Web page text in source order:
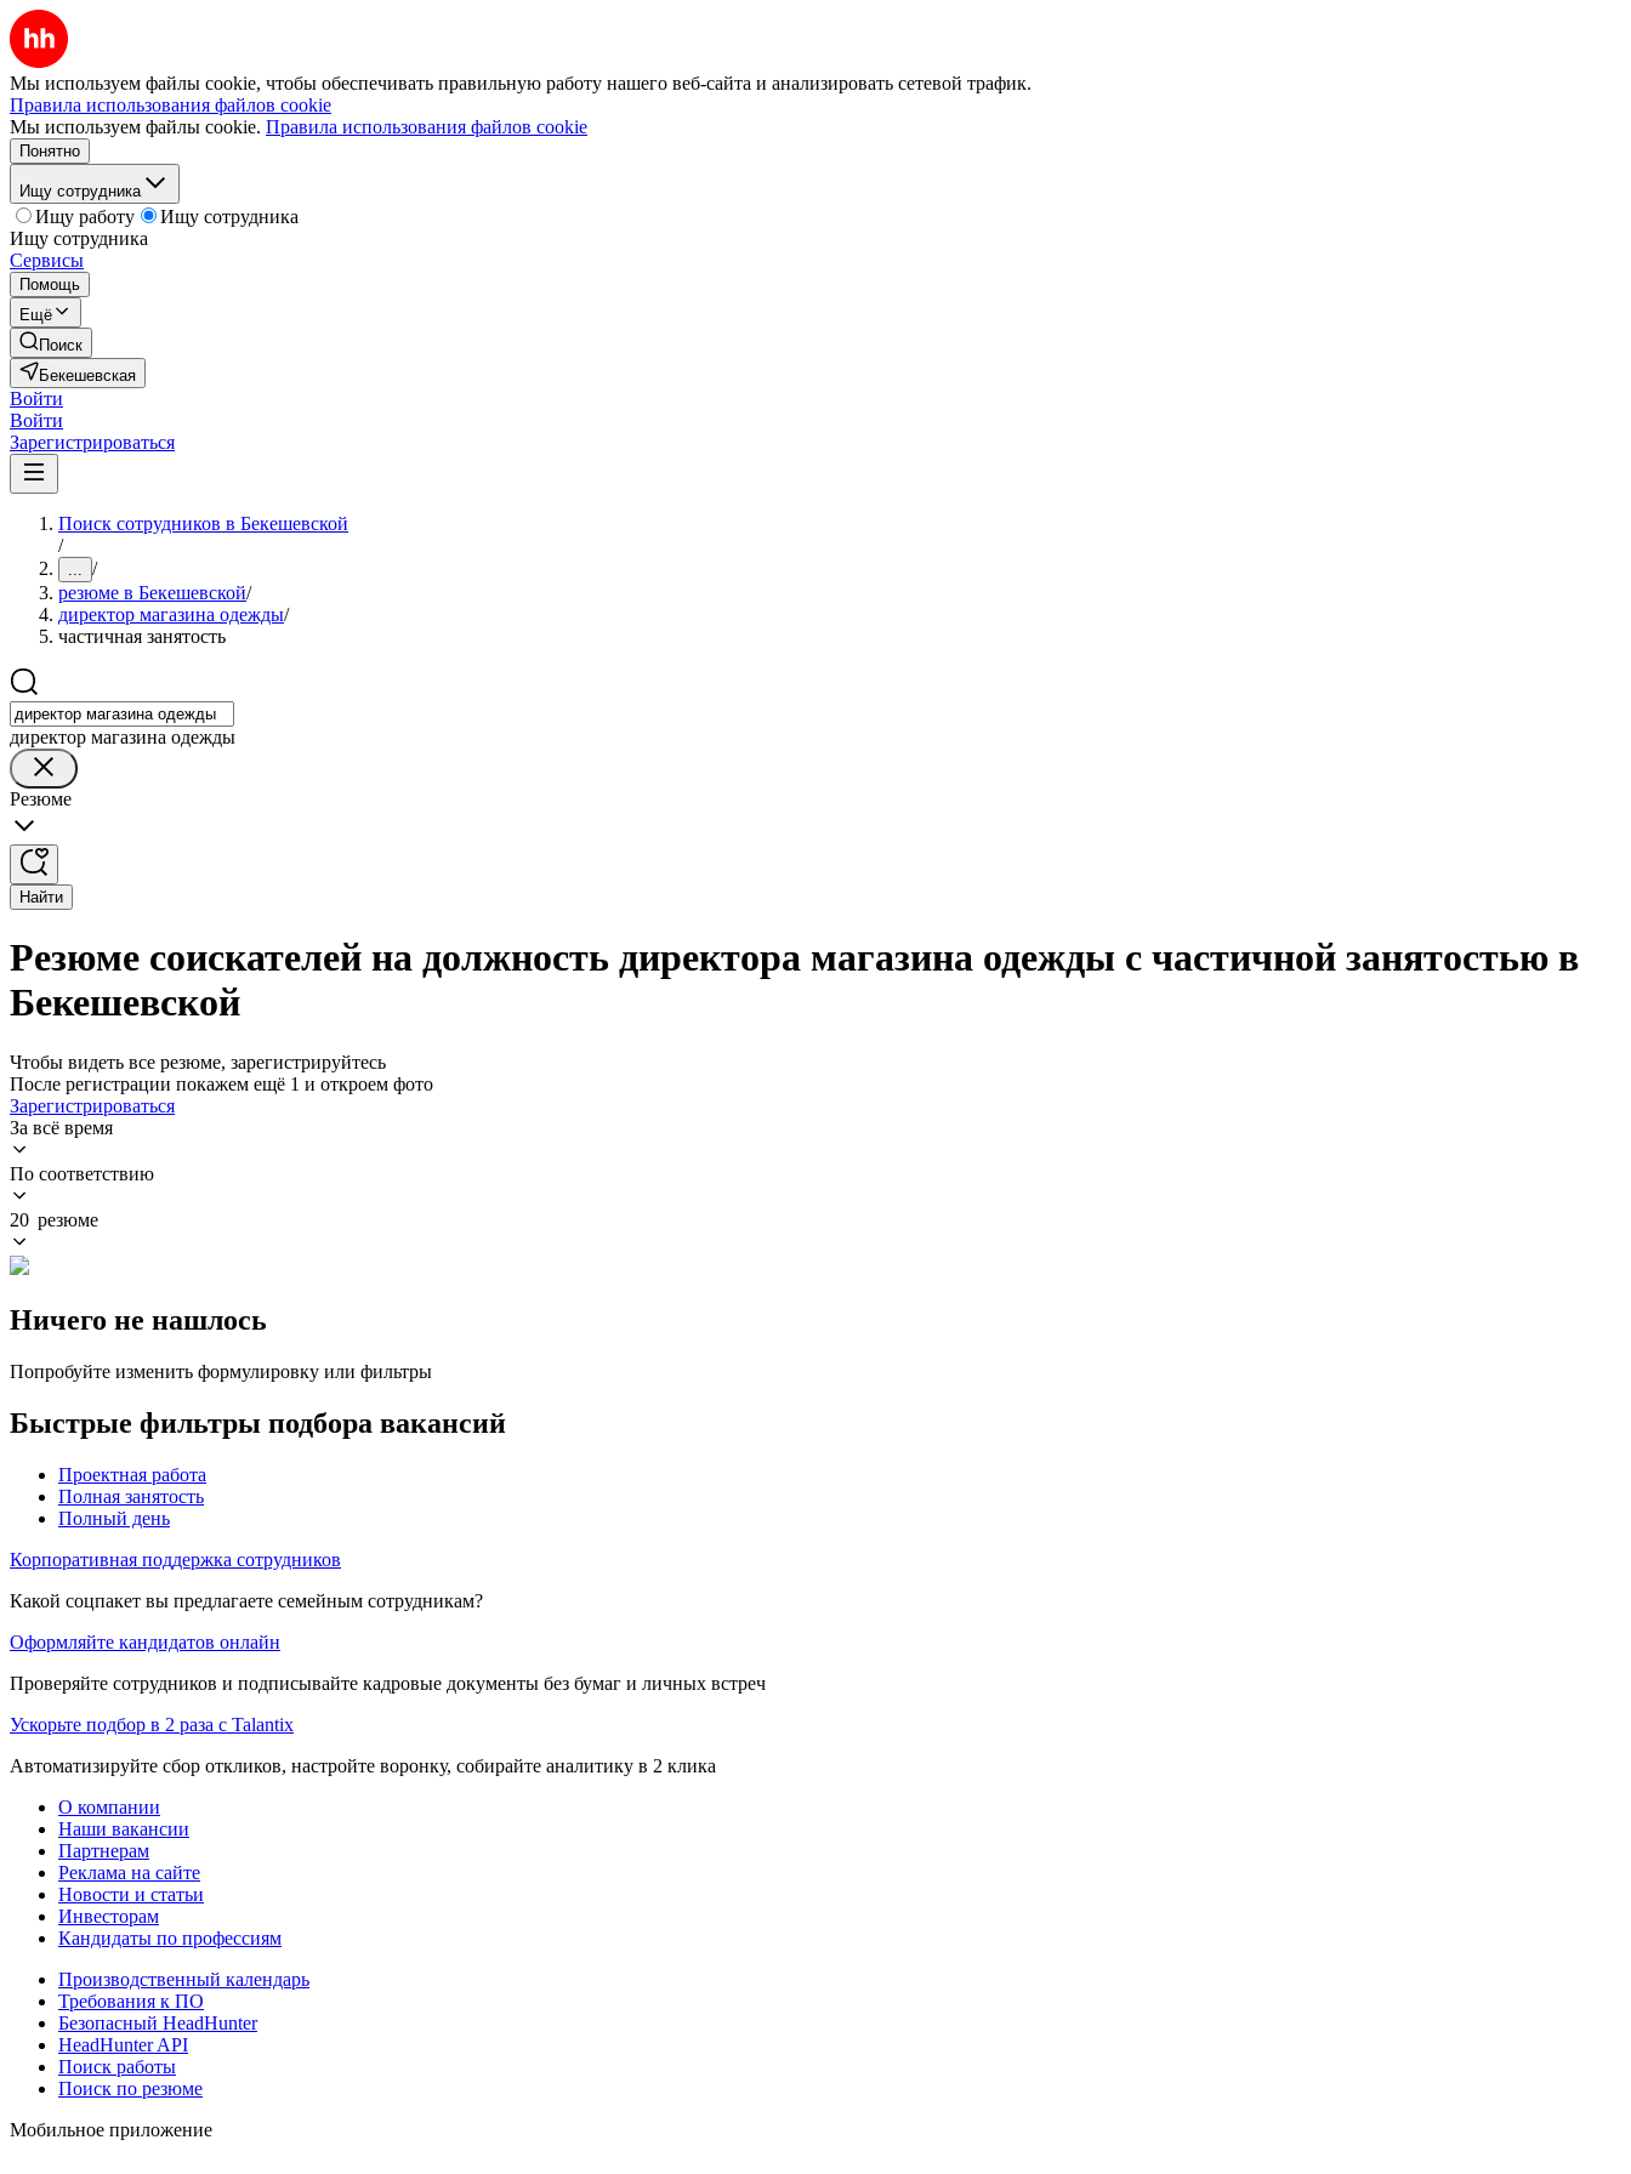
Мы используем файлы cookie, чтобы обеспечивать правильную работу нашего веб-сайта и анализировать сетевой трафик.
Правила использования файлов cookie
Мы используем файлы cookie. Правила использования файлов cookie
Понятно
Ищу сотрудника
Ищу работу
Ищу сотрудника
Ищу сотрудника
Сервисы
Помощь
Ещё
Поиск
Бекешевская
Войти
Войти
Зарегистрироваться
Поиск сотрудников в Бекешевской
/
... /
резюме в Бекешевской/
директор магазина одежды/
частичная занятость
директор магазина одежды
Резюме
Найти
Резюме соискателей на должность директора магазина одежды с частичной занятостью в
Бекешевской
Чтобы видеть все резюме, зарегистрируйтесь
После регистрации покажем ещё 1 и откроем фото
Зарегистрироваться
За всё время
По соответствию
20 резюме
Ничего не нашлось
Попробуйте изменить формулировку или фильтры
Быстрые фильтры подбора вакансий
Проектная работа
Полная занятость
Полный день
Корпоративная поддержка сотрудников
Какой соцпакет вы предлагаете семейным сотрудникам?
Оформляйте кандидатов онлайн
Проверяйте сотрудников и подписывайте кадровые документы без бумаг и личных встреч
Ускорьте подбор в 2 раза с Talantix
Автоматизируйте сбор откликов, настройте воронку, собирайте аналитику в 2 клика
О компании
Наши вакансии
Партнерам
Реклама на сайте
Новости и статьи
Инвесторам
Кандидаты по профессиям
Производственный календарь
Требования к ПО
Безопасный HeadHunter
HeadHunter API
Поиск работы
Поиск по резюме
Мобильное приложение